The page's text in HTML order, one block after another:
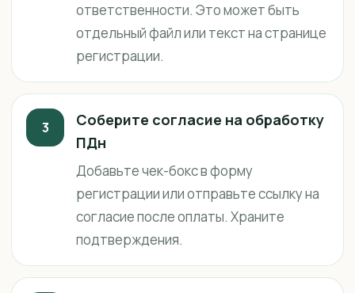
ответственности. Это может быть
отдельный файл или текст на странице
регистрации.
3
Соберите согласие на обработку
ПДн
Добавьте чек-бокс в форму
регистрации или отправьте ссылку на
согласие после оплаты. Храните
подтверждения.